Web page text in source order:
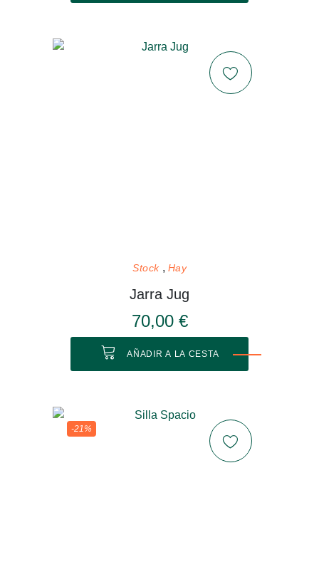
Stock Hay
Jarra Jug
70,00 €
AÑADIR A LA CESTA
-21%